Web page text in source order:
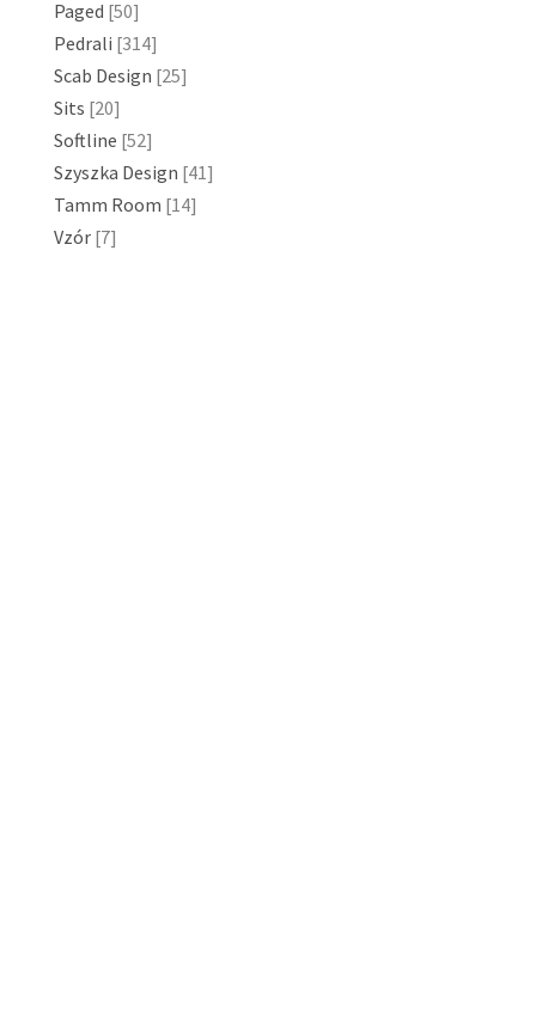
Paged [50]
Pedrali [314]
Scab Design [25]
Sits [20]
Softline [52]
Szyszka Design [41]
Tamm Room [14]
Vzór [7]